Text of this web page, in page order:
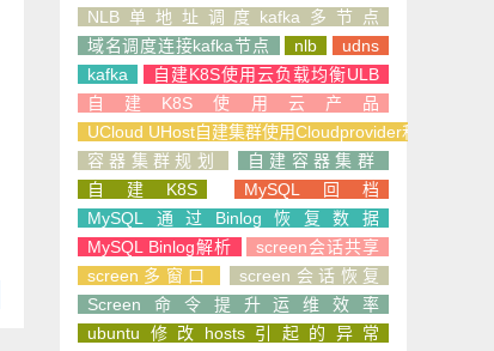
NLB单地址调度kafka多节点
域名调度连接kafka节点
nlb
udns
kafka
自建K8S使用云负载均衡ULB
自建K8S使用云产品
UCloud UHost自建集群使用Cloudprovider和CSI
容器集群规划
自建容器集群
自建K8S
MySQL回档
MySQL通过Binlog恢复数据
MySQL Binlog解析
screen会话共享
screen多窗口
screen会话恢复
Screen命令提升运维效率
ubuntu修改hosts引起的异常